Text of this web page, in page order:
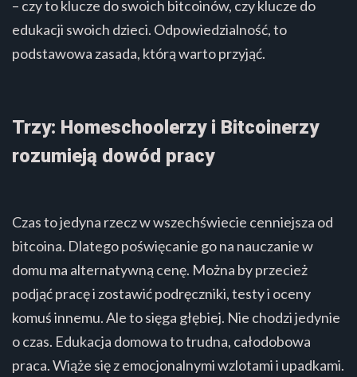
– czy to klucze do swoich bitcoinów, czy klucze do
edukacji swoich dzieci. Odpowiedzialność, to
podstawowa zasada, którą warto przyjąć.
Trzy: Homeschoolerzy i Bitcoinerzy
rozumieją dowód pracy
Czas to jedyna rzecz w wszechświecie cenniejsza od
bitcoina. Dlatego poświęcanie go na nauczanie w
domu ma alternatywną cenę. Można by przecież
podjąć pracę i zostawić podręczniki, testy i oceny
komuś innemu. Ale to sięga głębiej. Nie chodzi jedynie
o czas. Edukacja domowa to trudna, całodobowa
praca. Wiąże się z emocjonalnymi wzlotami i upadkami.